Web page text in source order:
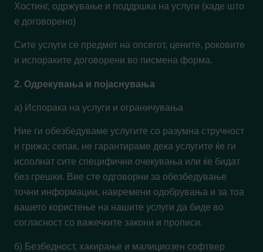
Хостинг, одржување и поддршка на услуги (каде што
е договорено)
Сите услуги се предмет на опсегот, цените, роковите
и испораките договорени во писмена форма.
2. Одрекувања и појаснувања
а) Испорака на услуги и ограничувања
Ние ги обезбедуваме услугите со разумна стручност
и грижа; сепак, не гарантираме дека услугите ќе ги
исполнат сите специфични очекувања или ќе бидат
без грешки. Вие сте одговорни за обезбедување
точни информации, навремени одобрувања и за тоа
вашето користење на нашите услуги да биде во
согласност со важечките закони и прописи.
б) Безбедност, хакирање и малициозен софтвер